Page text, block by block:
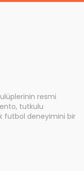
resmi
tutkulu
futbol deneyimini bir